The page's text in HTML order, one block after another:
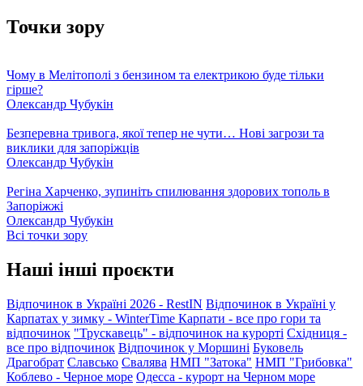
Точки зору
Чому в Мелітополі з бензином та електрикою буде тільки
гірше?
Олександр Чубукін
Безперевна тривога, якої тепер не чути… Нові загрози та
виклики для запоріжців
Олександр Чубукін
Регіна Харченко, зупиніть спилювання здорових тополь в
Запоріжжі
Олександр Чубукін
Всі точки зору
Наші інші проєкти
Відпочинок в Україні 2026 - RestIN Відпочинок в Україні у
Карпатах у зимку - WinterTime Карпати - все про гори та
відпочинок "Трускавець" - відпочинок на курорті Східниця -
все про відпочинок Відпочинок у Моршині Буковель
Драгобрат Славсько Свалява НМП "Затока" НМП "Грибовка"
Коблево - Черное море Одесса - курорт на Черном море